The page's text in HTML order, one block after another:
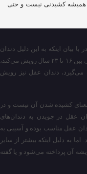
کشیدنی نیست و حتی
بیان اینکه به این دلیل دندان
عقل به این نام معروف است که در سن تکامل عقلی بین ۱۶ تا ۲۳ سال رویش می‌کند،
دندان عقل نیز رویش
معنای کشیده شدن آن نیست و در
عقل در جویدن به دندان‌های
عقل مناسب بوده و آسیبی به
به دلیل اینکه بیشتر از سایر
آن پرداخته می‌شود و یا گفته